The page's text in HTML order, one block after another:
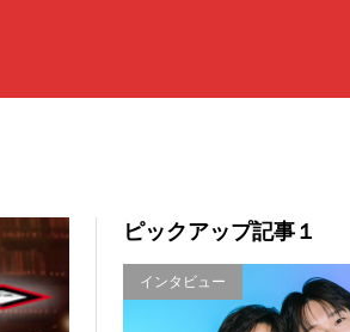
ピックアップ記事１
インタビュー